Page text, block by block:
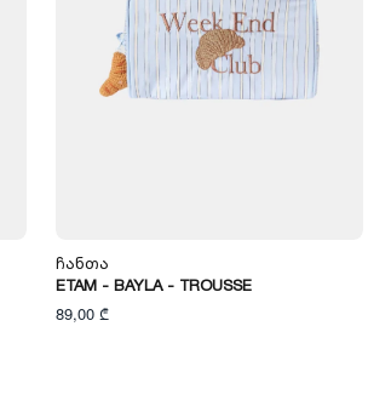
Ჩანთა
ETAM - BAYLA - TROUSSE
89,00 ₾